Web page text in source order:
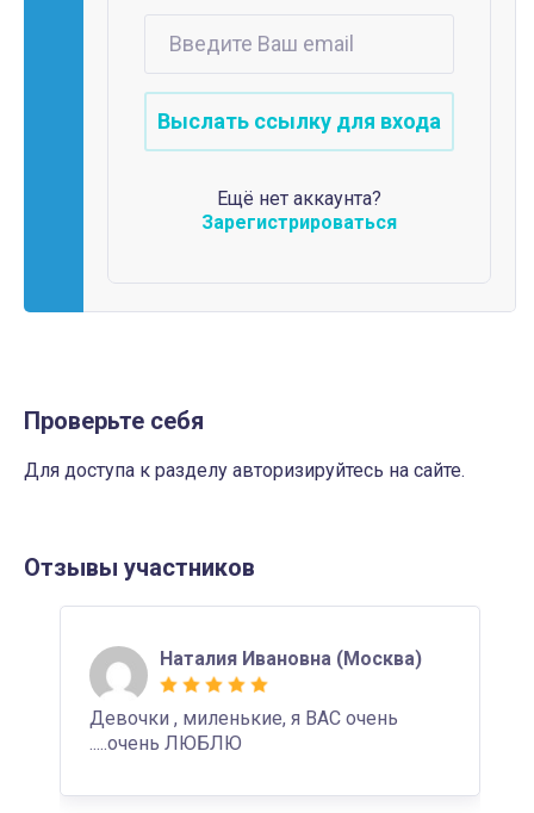
Ещё нет аккаунта?
Зарегистрироваться
Проверьте себя
Для доступа к разделу авторизируйтесь на сайте.
Отзывы участников
Наталия Ивановна (Москва)
Девочки , миленькие, я ВАС очень
.....очень ЛЮБЛЮ